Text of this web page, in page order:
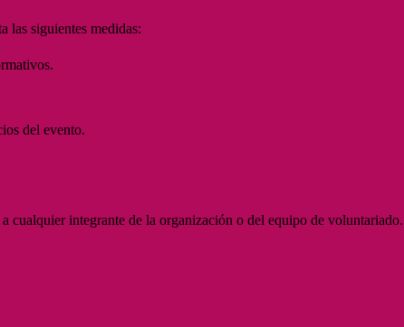
las siguientes medidas:
del evento.
cualquier integrante de la organización o del equipo de voluntariado.